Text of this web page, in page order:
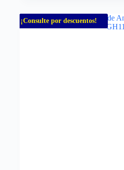
¡Consulte por descuentos!